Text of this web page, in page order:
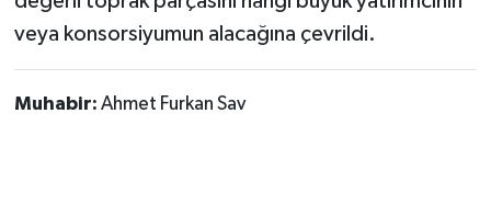
veya konsorsiyumun alacağına çevrildi.
Muhabir: Ahmet Furkan Sav